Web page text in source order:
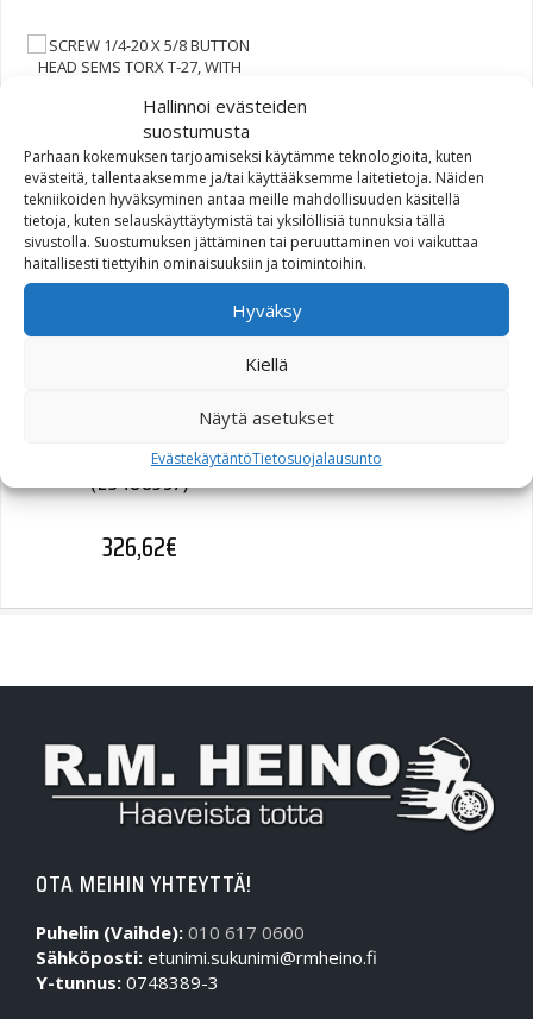
Hallinnoi evästeiden
suostumusta
Parhaan kokemuksen tarjoamiseksi käytämme teknologioita, kuten
evästeitä, tallentaaksemme ja/tai käyttääksemme laitetietoja. Näiden
tekniikoiden hyväksyminen antaa meille mahdollisuuden käsitellä
tietoja, kuten selauskäyttäytymistä tai yksilöllisiä tunnuksia tällä
sivustolla. Suostumuksen jättäminen tai peruuttaminen voi vaikuttaa
haitallisesti tiettyihin ominaisuuksiin ja toimintoihin.
Hyväksy
Kiellä
Näytä asetukset
EvästekäytäntöTietosuojalausunto
SCREW 1/4-20 X 5/8
BUTTON HEAD SEMS TORX
T-27, WITH LOCKPATCH
(ZINC) (10200422)
0,99€
KIT,BRTHR,EXTREME
ELEMENT,BLACK
(29400357)
326,62€
OTA MEIHIN YHTEYTTÄ!
Puhelin (Vaihde): 010 617 0600
Sähköposti: etunimi.sukunimi@rmheino.fi
Y-tunnus: 0748389-3